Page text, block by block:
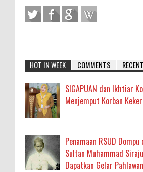
HOT IN WEEK COMMENTS RECENT
SIGAPUAN dan Ikhtiar
Menjemput Korban
Penamaan RSUD
Sultan Muhammad
Dapatkan Gelar